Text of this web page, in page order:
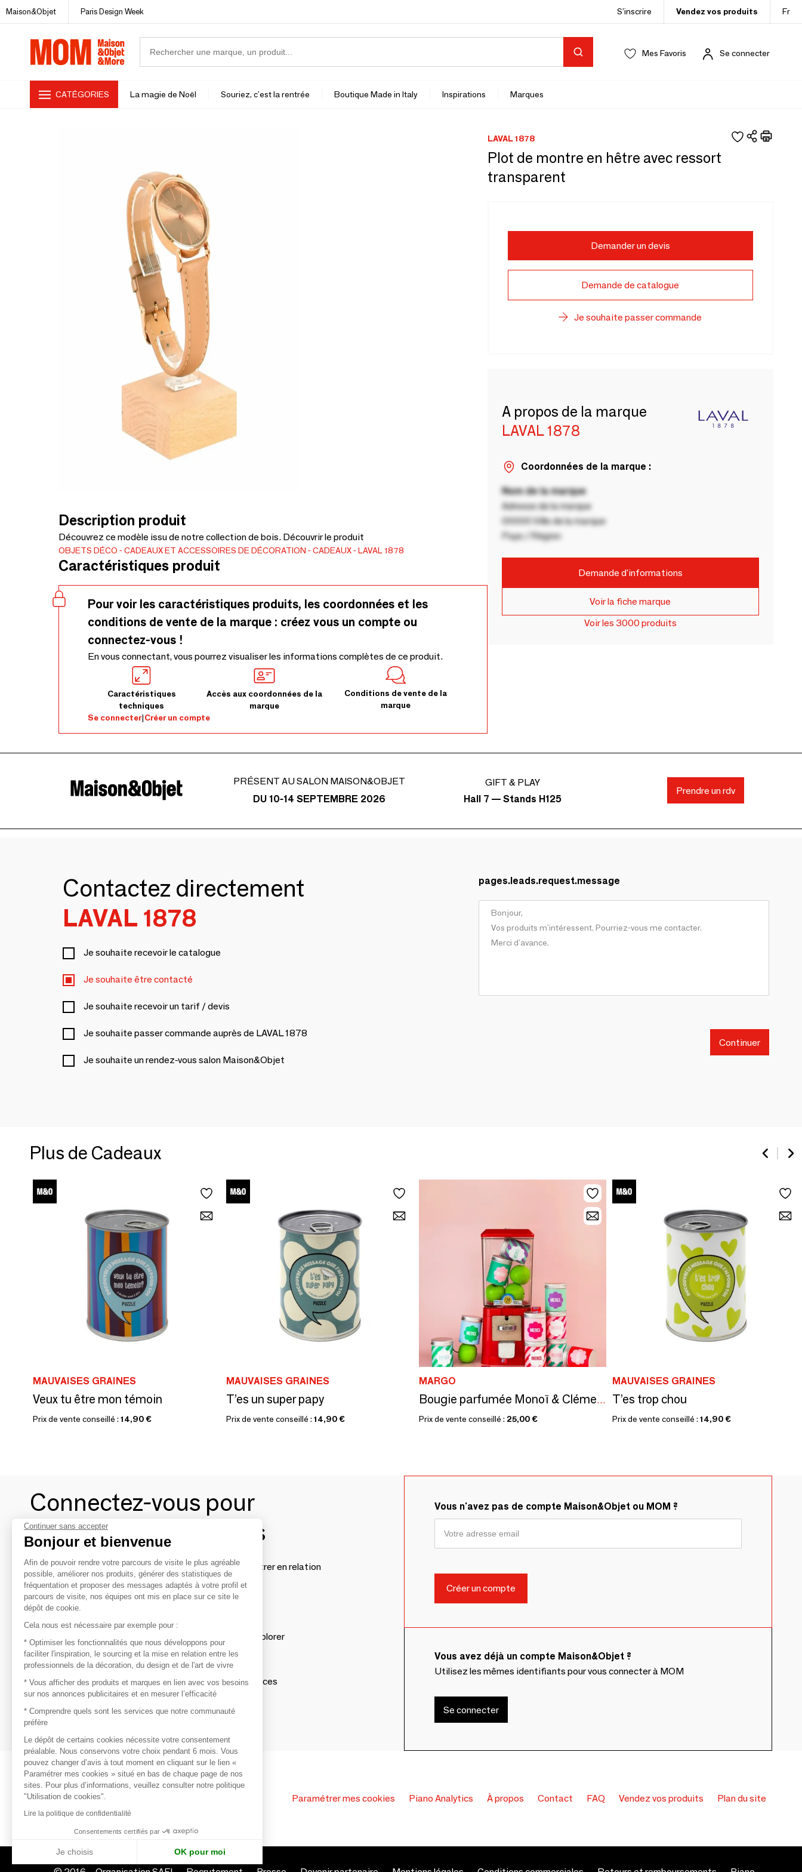
Maison&Objet Paris Design Week S’inscrire Vendez vos produits Fr
Mes Favoris Se connecter
CATÉGORIES La magie de Noël Souriez, c'est la rentrée Boutique Made in Italy Inspirations Marques
Description produit
Découvrez ce modèle issu de notre collection de bois. Découvrir le produit
OBJETS DÉCO CADEAUX ET ACCESSOIRES DE DÉCORATION CADEAUX LAVAL 1878
Caractéristiques produit
Pour voir les caractéristiques produits, les coordonnées et les
conditions de vente de la marque : créez vous un compte ou
connectez-vous !
En vous connectant, vous pourrez visualiser les informations complètes de ce produit.
Caractéristiques
techniques
Accès aux coordonnées de la
marque
Conditions de vente de la
marque
Se connecter|Créer un compte
LAVAL 1878
Plot de montre en hêtre avec ressort
transparent
Demander un devis
Demande de catalogue
Je souhaite passer commande
A propos de la marque
LAVAL 1878
Coordonnées de la marque :
Nom de la marque
Adresse de la marque
00000 Ville de la marque
Pays / Région
Demande d'informations
Voir la fiche marque
Voir les 3000 produits
PRÉSENT AU SALON MAISON&OBJET
DU 10-14 SEPTEMBRE 2026
GIFT & PLAY
Hall 7 — Stands H125
Prendre un rdv
Contactez directement
LAVAL 1878
Je souhaite recevoir le catalogue
Je souhaite être contacté
Je souhaite recevoir un tarif / devis
Je souhaite passer commande auprès de LAVAL 1878
Je souhaite un rendez-vous salon Maison&Objet
pages.leads.request.message
Continuer
Plus de Cadeaux
MAUVAISES GRAINES
Veux tu être mon témoin
Prix de vente conseillé : 14,90 €
MAUVAISES GRAINES
T’es un super papy
Prix de vente conseillé : 14,90 €
MARGO
Bougie parfumée Monoï & Clémentine
Prix de vente conseillé : 25,00 €
MAUVAISES GRAINES
T’es trop chou
Prix de vente conseillé : 14,90 €
Connectez-vous pour
contacter les marques
Afin de profiter au mieux de l'expérience MOM et de rentrer en relation
avec vos marques préférées, créez-vous un compte.
Découvrir
Les produits de milliers de fournisseurs à explorer
S'inspirer
Inspiration et sélections de produits tendances
Contacter
Vous n'avez pas de compte Maison&Objet ou MOM ?
Vous avez déjà un compte Maison&Objet ?
Utilisez les mêmes identifiants pour vous connecter à MOM
Se connecter
Paramétrer mes cookies Piano Analytics À propos Contact FAQ Vendez vos produits Plan du site
Continuer sans accepter
Bonjour et bienvenue
Afin de pouvoir rendre votre parcours de visite le plus agréable
possible, améliorer nos produits, générer des statistiques de
fréquentation et proposer des messages adaptés à votre profil et
parcours de visite, nos équipes ont mis en place sur ce site le
dépôt de cookie.
Cela nous est nécessaire par exemple pour :
* Optimiser les fonctionnalités que nous développons pour
faciliter l'inspiration, le sourcing et la mise en relation entre les
professionnels de la décoration, du design et de l'art de vivre
* Vous afficher des produits et marques en lien avec vos besoins
sur nos annonces publicitaires et en mesurer l’efficacité
* Comprendre quels sont les services que notre communauté
préfère
Le dépôt de certains cookies nécessite votre consentement
préalable. Nous conservons votre choix pendant 6 mois. Vous
pouvez changer d’avis à tout moment en cliquant sur le lien «
Paramétrer mes cookies » situé en bas de chaque page de nos
sites. Pour plus d’informations, veuillez consulter notre politique
"Utilisation de cookies".
Lire la politique de confidentialité
Consentements certifiés par
Je choisis OK pour moi